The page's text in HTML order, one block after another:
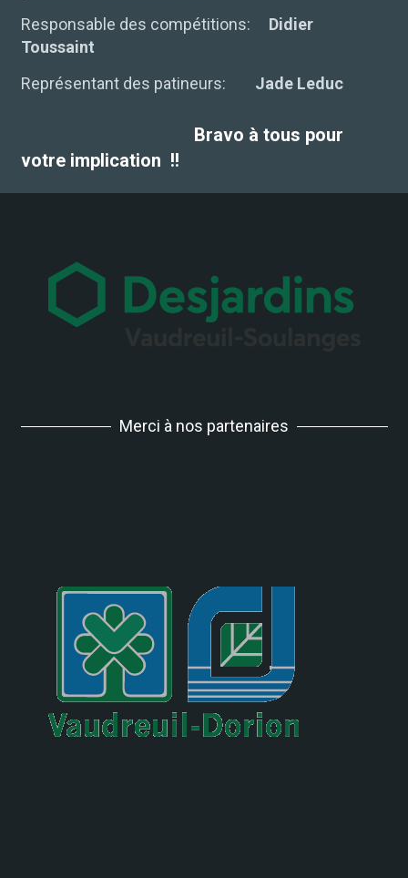
Responsable des compétitions: Didier
Toussaint
Représentant des patineurs: Jade Leduc
Bravo à tous pour
votre implication !!
Merci à nos partenaires